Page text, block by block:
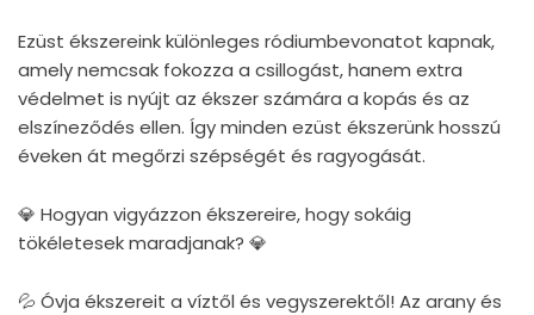
Ezüst ékszereink különleges ródiumbevonatot kapnak,
amely nemcsak fokozza a csillogást, hanem extra
védelmet is nyújt az ékszer számára a kopás és az
elszíneződés ellen. Így minden ezüst ékszerünk hosszú
éveken át megőrzi szépségét és ragyogását.
💎 Hogyan vigyázzon ékszereire, hogy sokáig
tökéletesek maradjanak? 💎
💦 Óvja ékszereit a víztől és vegyszerektől! Az arany és